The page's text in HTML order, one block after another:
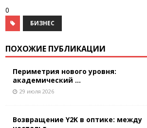
0
БИЗНЕС
ПОХОЖИЕ ПУБЛИКАЦИИ
Периметрия нового уровня:
академический ...
29 июля 2026
Возвращение Y2K в оптике: между